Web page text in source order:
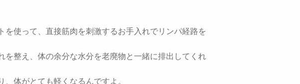
使って、直接筋肉を刺激するお手入れでリンパ経路を
整え、体の余分な水分を老廃物と一緒に排出してくれ
体がとても軽くなるんですよ。